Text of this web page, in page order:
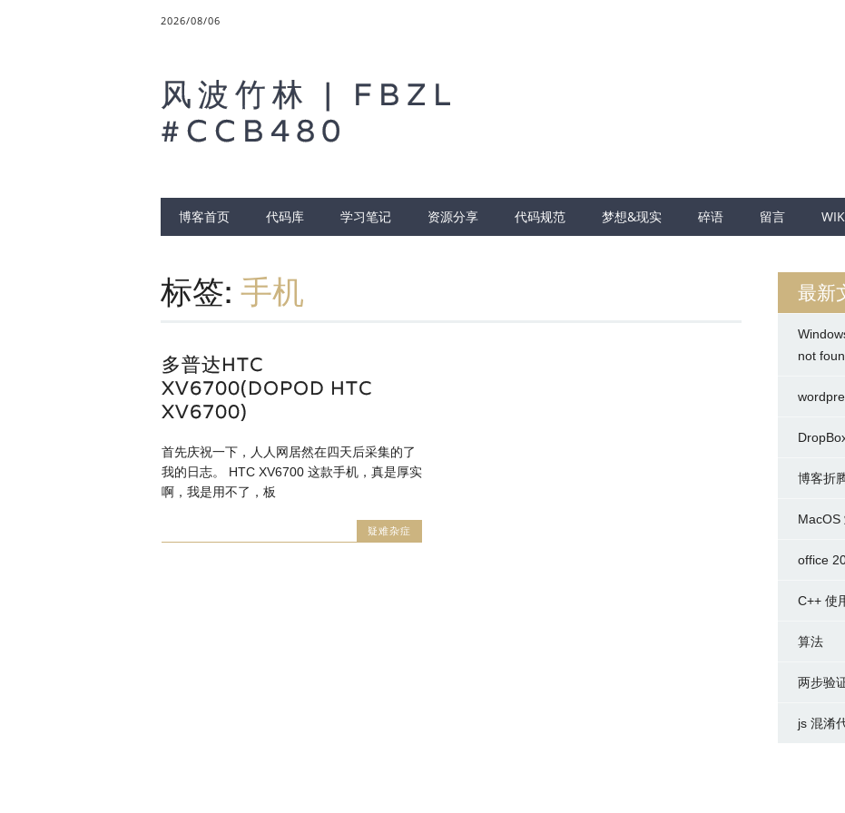
2026/08/06
风波竹林 | FBZL
#CCB480
Main menu
博客首页 代码库 学习笔记 资源分享 代码规范 梦想&现实 碎语 留言
标签: 手机
多普达HTC
XV6700(DOPOD HTC
XV6700)
首先庆祝一下，人人网居然在四天后采集的了
我的日志。 HTC XV6700 这款手机，真是厚实
啊，我是用不了，板
疑难杂症
最新
not
博客折
MacOS
office
C++ 使
算法
两步验
js 混淆